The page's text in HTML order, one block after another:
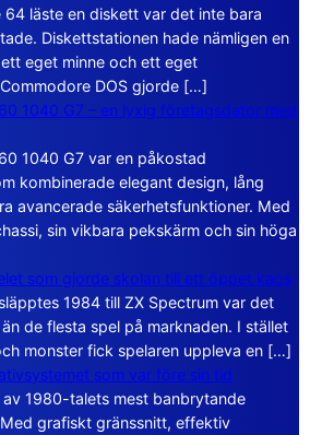
64 läste en diskett var det inte bara
Diskettstationen hade nämligen en
eget minne och ett eget
DOS gjorde […]
1040 G7 – en lyxig företagsdator med
1040 G7 var en påkostad
kombinerade elegant design, lång
avancerade säkerhetsfunktioner. Med
sin vikbara pekskärm och sin höga
som gjorde skolan till ett öppet kaos
1984 till ZX Spectrum var det
de flesta spel på marknaden. I stället
monster fick spelaren uppleva en […]
som var före sin tid
1980-talets mest banbrytande
grafiskt gränssnitt, effektiv